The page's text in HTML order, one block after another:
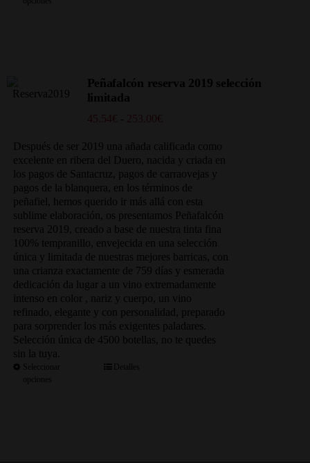
Peñafalcón reserva 2019 selección
limitada
45.54€ - 253.00€
precios:
desde
45.54€
hasta
253.00€
Después de ser 2019 una añada calificada como
excelente en ribera del Duero, nacida y criada en
los pagos de Santacruz, pagos de carraovejas y
pagos de la blanquera, en los términos de
peñafiel, hemos querido ir más allá con esta
sublime elaboración, os presentamos Peñafalcón
reserva 2019, creado a base de nuestra tinta fina
100% tempranillo, envejecida en una selección
única y limitada de nuestras mejores barricas, con
una crianza exactamente de 759 días y esmerada
dedicación da lugar a un vino extremadamente
intenso en color , nariz y cuerpo, un vino
refinado, elegante y con personalidad, preparado
para sorprender los más exigentes paladares.
Selección única de 4500 botellas, no te quedes
sin la tuya.
Seleccionar
Detalles